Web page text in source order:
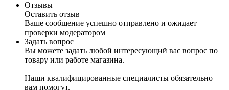
Отзывы
Оставить отзыв
Ваше сообщение успешно отправлено и ожидает
проверки модератором
Задать вопрос
Вы можете задать любой интересующий вас вопрос по
товару или работе магазина.
Наши квалифицированные специалисты обязательно
вам помогут.